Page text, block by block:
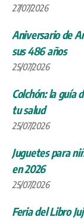
27/07/2026
Aniversario de
sus 486 años
25/07/2026
Colchón: la guía
tu salud
25/07/2026
Juguetes para
en 2026
25/07/2026
Feria del Libro